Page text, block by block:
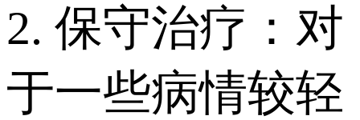
2. 保守治疗：对
于一些病情较轻